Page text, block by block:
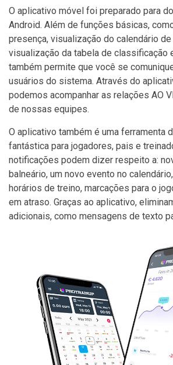
O aplicativo móvel foi preparado para
Android. Além de funções básicas,
presença, visualização do calendário
visualização da tabela de classificação
também permite que você se
usuários do sistema. Através do
podemos acompanhar as relações AO
de nossas equipes.
O aplicativo também é uma ferramenta
fantástica para jogadores, pais e
notificações podem dizer respeito a:
balneário, um novo evento no
horários de treino, marcações para o
em atraso. Graças ao aplicativo,
adicionais, como mensagens de texto